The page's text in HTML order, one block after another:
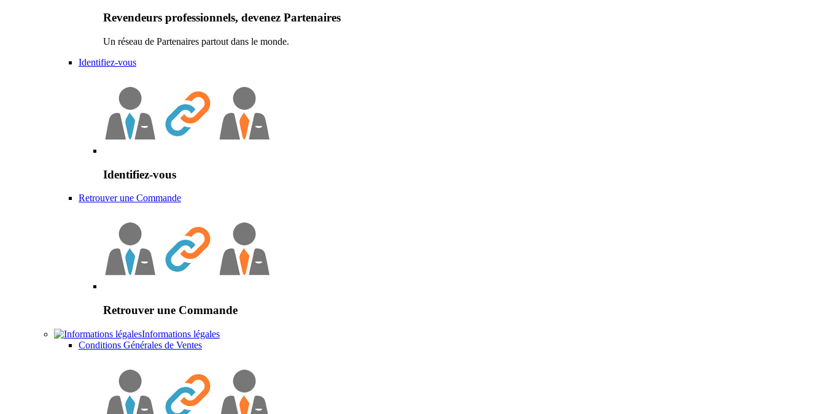
Revendeurs professionnels, devenez Partenaires
Un réseau de Partenaires partout dans le monde.
Identifiez-vous
Identifiez-vous
Retrouver une Commande
Retrouver une Commande
Informations légales
Conditions Générales de Ventes